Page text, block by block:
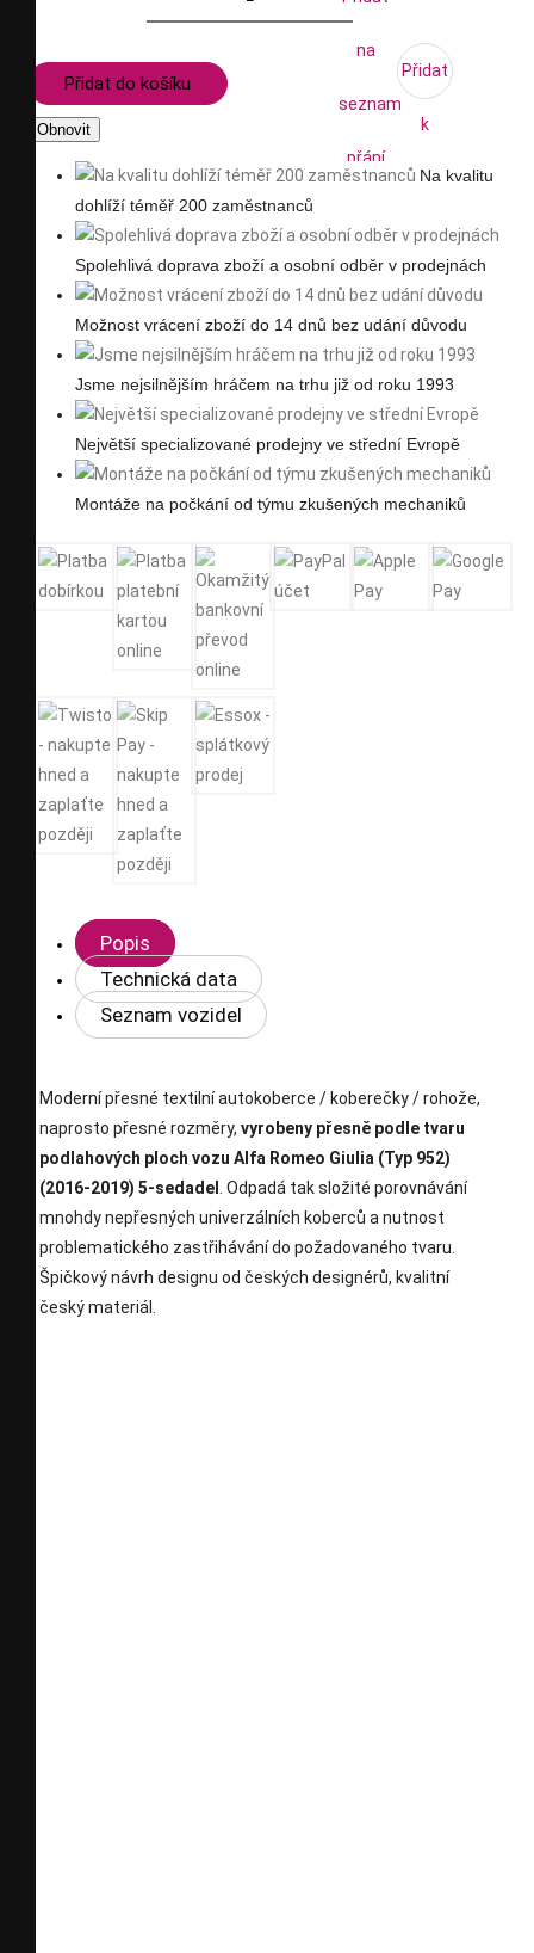
Přidat do košíku
na
seznam
přání
Přidat
k
porovnání
Na kvalitu
dohlíží téměř 200 zaměstnanců
Spolehlivá doprava zboží a osobní odběr v prodejnách
Možnost vrácení zboží do 14 dnů bez udání důvodu
Jsme nejsilnějším hráčem na trhu již od roku 1993
Největší specializované prodejny ve střední Evropě
Montáže na počkání od týmu zkušených mechaniků
Popis
Technická data
Seznam vozidel
Moderní přesné textilní autokoberce / koberečky / rohože,
naprosto přesné rozměry, vyrobeny přesně podle tvaru
podlahových ploch vozu Alfa Romeo Giulia (Typ 952)
(2016-2019) 5-sedadel
. Odpadá tak složité porovnávání
mnohdy nepřesných univerzálních koberců a nutnost
problematického zastřihávání do požadovaného tvaru.
Špičkový návrh designu od českých designérů, kvalitní
český materiál.